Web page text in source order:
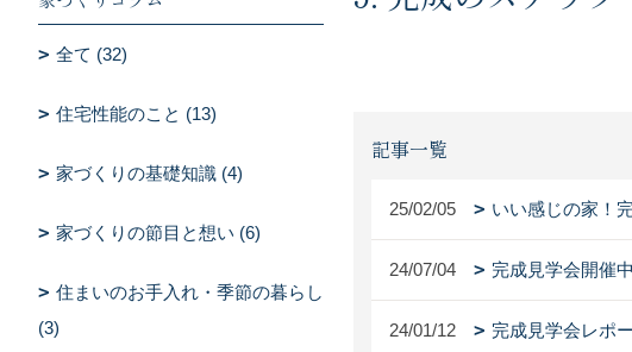
記事一覧
25/02/05 いい感じの家！
24/07/04 完成見学会開催中
24/01/12 完成見学会レポ
全て (32)
住宅性能のこと (13)
家づくりの基礎知識 (4)
家づくりの節目と想い (6)
住まいのお手入れ・季節の暮らし
(3)